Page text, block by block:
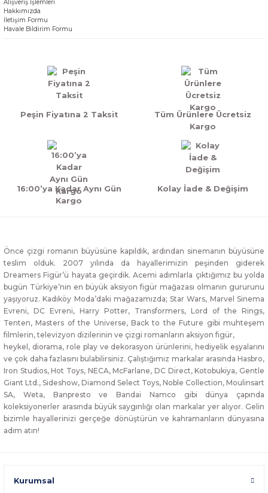
Alışveriş İşlemleri
Hakkımızda
İletişim Formu
Havale Bildirim Formu
Peşin Fiyatına 2 Taksit
Tüm Ürünlere Ücretsiz
Kargo
16:00’ya Kadar Aynı Gün
Kargo
Kolay İade & Değişim
Önce çizgi romanın büyüsüne kapıldık, ardından sinemanın büyüsüne
teslim olduk. 2007 yılında da hayallerimizin peşinden giderek
Dreamers Figür’ü hayata geçirdik. Acemi adımlarla çıktığımız bu yolda
bugün Türkiye’nin en büyük aksiyon figür mağazası olmanın gururunu
yaşıyoruz. Kadıköy Moda’daki mağazamızda; Star Wars, Marvel Sinema
Evreni, DC Evreni, Harry Potter, Transformers, Lord of the Rings,
Tenten, Masters of the Universe, Back to the Future gibi muhteşem
filmlerin, televizyon dizilerinin ve çizgi romanların aksiyon figür,
heykel, diorama, role play ve dekorasyon ürünlerini, hediyelik eşyalarını
ve çok daha fazlasını bulabilirsiniz. Çalıştığımız markalar arasında Hasbro,
Iron Studios, Hot Toys, NECA, McFarlane, DC Direct, Kotobukiya, Gentle
Giant Ltd., Sideshow, Diamond Select Toys, Noble Collection, Moulinsart
SA, Weta, Banpresto ve Bandai Namco gibi dünya çapında
koleksiyonerler arasında büyük saygınlığı olan markalar yer alıyor. Gelin
bizimle hayallerinizi gerçeğe dönüştürün ve kahramanların dünyasına
adım atın!
Kurumsal